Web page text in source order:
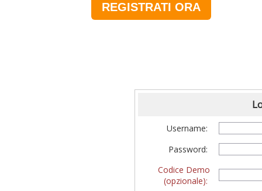
REGISTRATI ORA
Username:
Password:
Codice Demo
(opzionale):